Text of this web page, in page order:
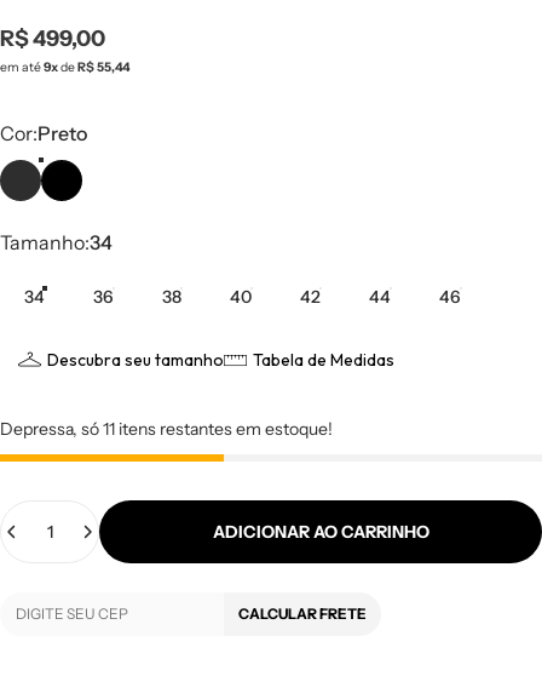
R$ 499,00
em até9xdeR$ 55,44
Cor
Cor:Preto
Tamanho
Tamanho:34
34 36 38 40 42 44 46
Descubra seu tamanho Tabela de Medidas
Depressa, só 11 itens restantes em estoque!
ADICIONAR AO CARRINHO
CALCULAR FRETE